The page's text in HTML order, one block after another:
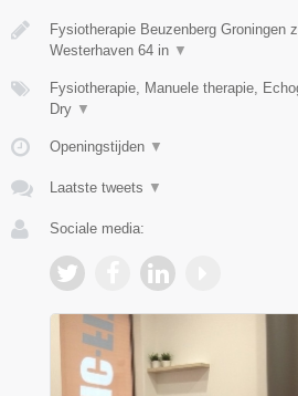
Fysiotherapie Beuzenberg Groningen
Westerhaven 64 in ▼
Fysiotherapie, Manuele therapie,
Dry ▼
Openingstijden ▼
Laatste tweets ▼
Sociale media: